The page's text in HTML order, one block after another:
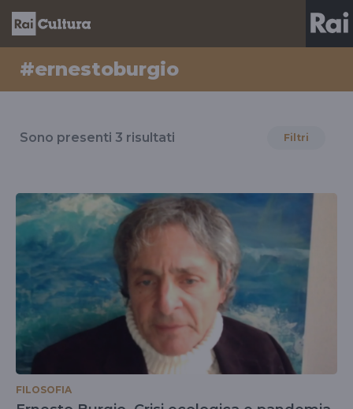
#ernestoburgio
il
#ernestoburgio
Sono presenti 3 risultati Filtri
FILOSOFIA